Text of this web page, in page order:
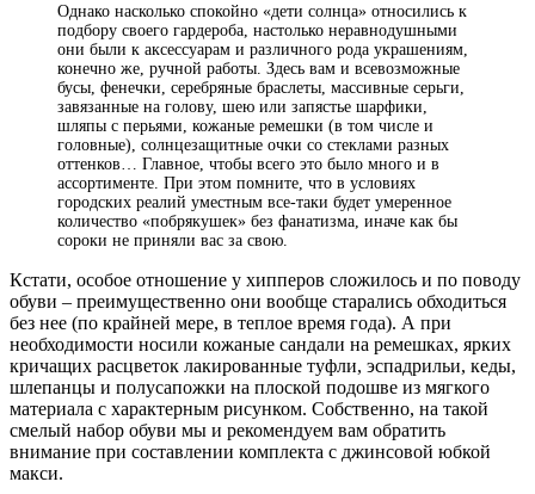
Однако насколько спокойно «дети солнца» относились к
подбору своего гардероба, настолько неравнодушными
они были к аксессуарам и различного рода украшениям,
конечно же, ручной работы. Здесь вам и всевозможные
бусы, фенечки, серебряные браслеты, массивные серьги,
завязанные на голову, шею или запястье шарфики,
шляпы с перьями, кожаные ремешки (в том числе и
головные), солнцезащитные очки со стеклами разных
оттенков… Главное, чтобы всего это было много и в
ассортименте. При этом помните, что в условиях
городских реалий уместным все-таки будет умеренное
количество «побрякушек» без фанатизма, иначе как бы
сороки не приняли вас за свою.
Кстати, особое отношение у хипперов сложилось и по поводу
обуви – преимущественно они вообще старались обходиться
без нее (по крайней мере, в теплое время года). А при
необходимости носили кожаные сандали на ремешках, ярких
кричащих расцветок лакированные туфли, эспадрильи, кеды,
шлепанцы и полусапожки на плоской подошве из мягкого
материала с характерным рисунком. Собственно, на такой
смелый набор обуви мы и рекомендуем вам обратить
внимание при составлении комплекта с джинсовой юбкой
макси.